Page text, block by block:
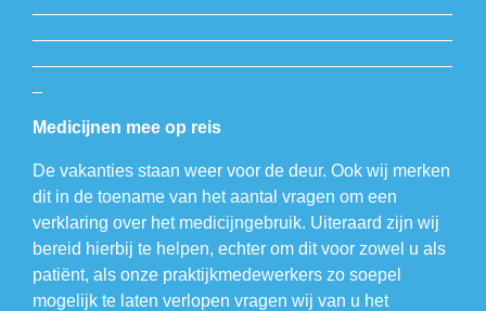
Medicijnen mee op reis
De vakanties staan weer voor de deur. Ook wij merken
dit in de toename van het aantal vragen om een
verklaring over het medicijngebruik. Uiteraard zijn wij
bereid hierbij te helpen, echter om dit voor zowel u als
patiënt, als onze praktijkmedewerkers zo soepel
mogelijk te laten verlopen vragen wij van u het